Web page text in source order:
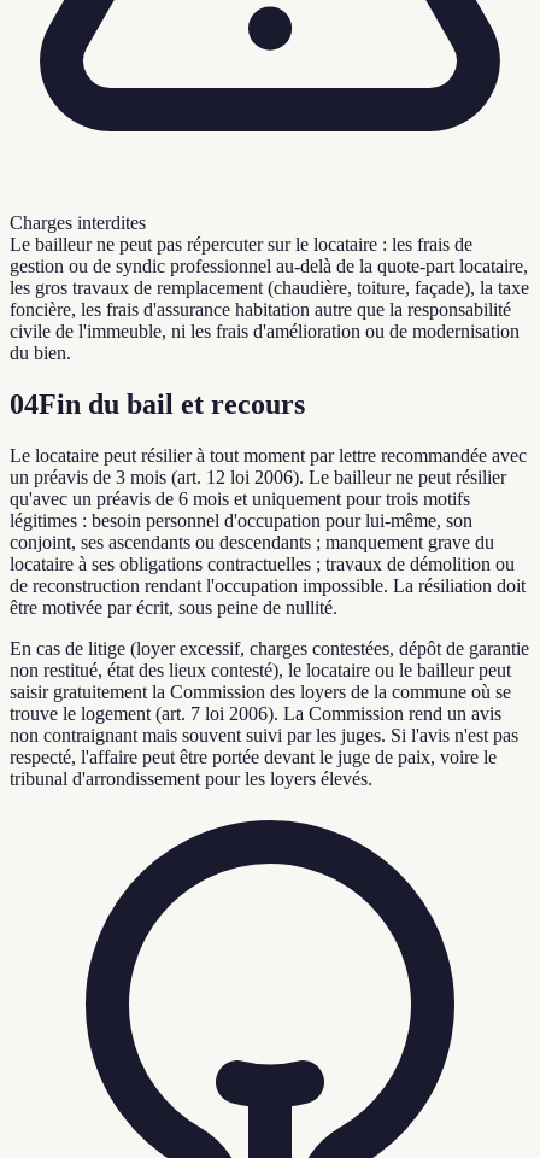
Charges interdites
Le bailleur ne peut pas répercuter sur le locataire : les frais de
gestion ou de syndic professionnel au-delà de la quote-part locataire,
les gros travaux de remplacement (chaudière, toiture, façade), la taxe
foncière, les frais d'assurance habitation autre que la responsabilité
civile de l'immeuble, ni les frais d'amélioration ou de modernisation
du bien.
04Fin du bail et recours
Le locataire peut résilier à tout moment par lettre recommandée avec
un préavis de 3 mois (art. 12 loi 2006). Le bailleur ne peut résilier
qu'avec un préavis de 6 mois et uniquement pour trois motifs
légitimes : besoin personnel d'occupation pour lui-même, son
conjoint, ses ascendants ou descendants ; manquement grave du
locataire à ses obligations contractuelles ; travaux de démolition ou
de reconstruction rendant l'occupation impossible. La résiliation doit
être motivée par écrit, sous peine de nullité.
En cas de litige (loyer excessif, charges contestées, dépôt de garantie
non restitué, état des lieux contesté), le locataire ou le bailleur peut
saisir gratuitement la Commission des loyers de la commune où se
trouve le logement (art. 7 loi 2006). La Commission rend un avis
non contraignant mais souvent suivi par les juges. Si l'avis n'est pas
respecté, l'affaire peut être portée devant le juge de paix, voire le
tribunal d'arrondissement pour les loyers élevés.